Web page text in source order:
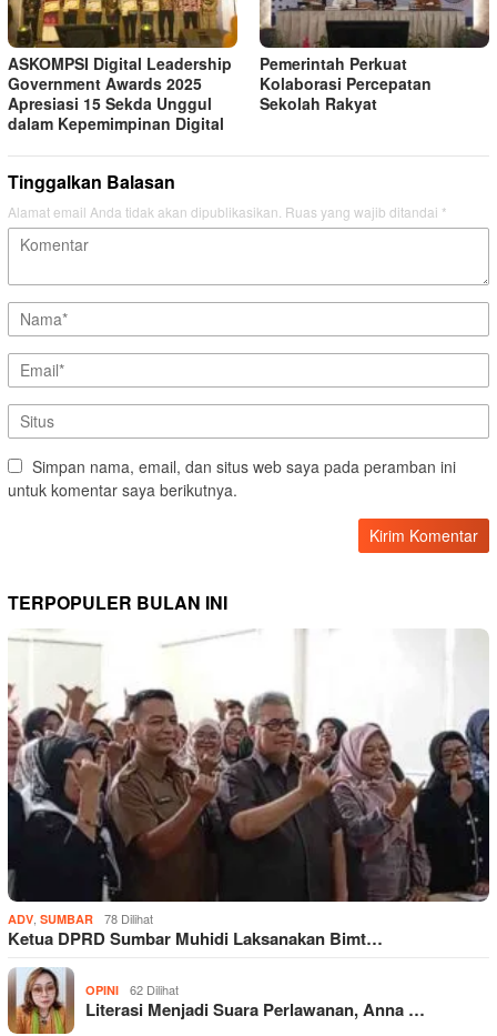
ASKOMPSI Digital Leadership
Government Awards 2025
Apresiasi 15 Sekda Unggul
dalam Kepemimpinan Digital
Pemerintah Perkuat
Kolaborasi Percepatan
Sekolah Rakyat
Tinggalkan Balasan
Alamat email Anda tidak akan dipublikasikan. Ruas yang wajib ditandai *
Simpan nama, email, dan situs web saya pada peramban ini
untuk komentar saya berikutnya.
TERPOPULER BULAN INI
ADV, SUMBAR 78 Dilihat
Ketua DPRD Sumbar Muhidi Laksanakan Bimt…
OPINI 62 Dilihat
Literasi Menjadi Suara Perlawanan, Anna …